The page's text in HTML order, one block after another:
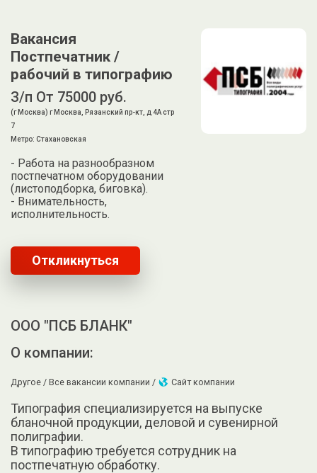
Вакансия
Постпечатник /
рабочий в типографию
З/п От 75000 руб.
(г Москва) г Москва, Рязанский пр-кт, д 4А стр
7
Метро: Стахановская
- Работа на разнообразном
постпечатном оборудовании
(листоподборка, биговка).
- Внимательность,
исполнительность.
Откликнуться
ООО "ПСБ БЛАНК"
О компании:
Другое / Все вакансии компании / Сайт компании
Типография специализируется на выпуске
бланочной продукции, деловой и сувенирной
полиграфии.
В типографию требуется сотрудник на
постпечатную обработку.